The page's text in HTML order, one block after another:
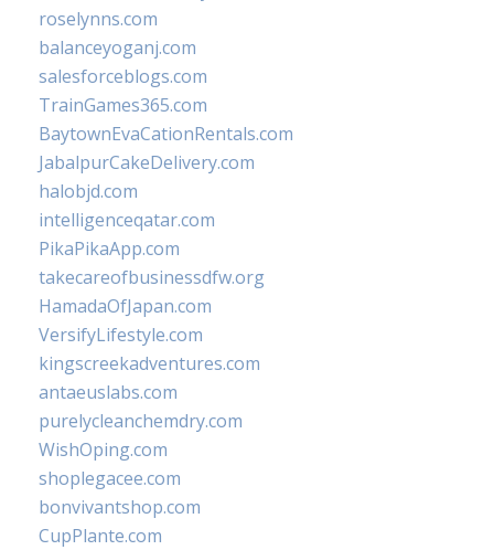
roselynns.com
balanceyoganj.com
salesforceblogs.com
TrainGames365.com
BaytownEvaCationRentals.com
JabalpurCakeDelivery.com
halobjd.com
intelligenceqatar.com
PikaPikaApp.com
takecareofbusinessdfw.org
HamadaOfJapan.com
VersifyLifestyle.com
kingscreekadventures.com
antaeuslabs.com
purelycleanchemdry.com
WishOping.com
shoplegacee.com
bonvivantshop.com
CupPlante.com